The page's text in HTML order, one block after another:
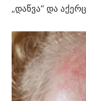
„დაწვა“ და